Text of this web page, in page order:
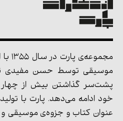
موسیقی توسط حسن مفیدی
پشت‌سر گذاشتن بیش از
خود ادامه می‌دهد. پارت با
عنوان کتاب و جزوه‌ی موسیقی